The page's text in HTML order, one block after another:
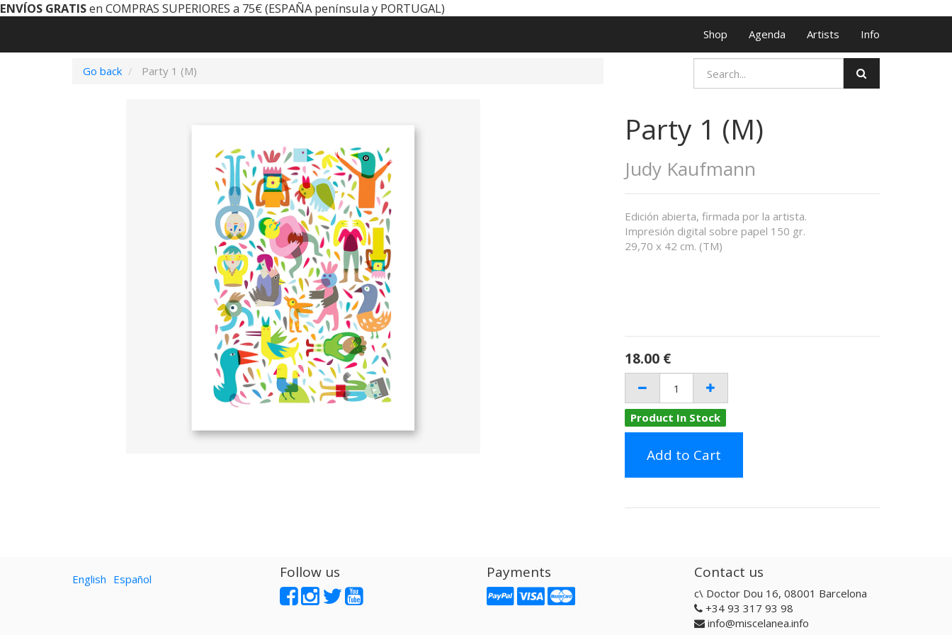
ENVÍOS GRATISen COMPRAS SUPERIORES a 75€ (ESPAÑA península y PORTUGAL)
Shop Agenda Artists Info
Go back Party 1 (M)
Party 1 (M)
Judy Kaufmann
Edición abierta, firmada por la artista.
Impresión digital sobre papel 150 gr.
29,70 x 42 cm. (TM)
18.00 €
Product In Stock
Add to Cart
English Español Follow us Payments Contact us
c\ Doctor Dou 16, 08001 Barcelona
+34 93 317 93 98
info@miscelanea.info